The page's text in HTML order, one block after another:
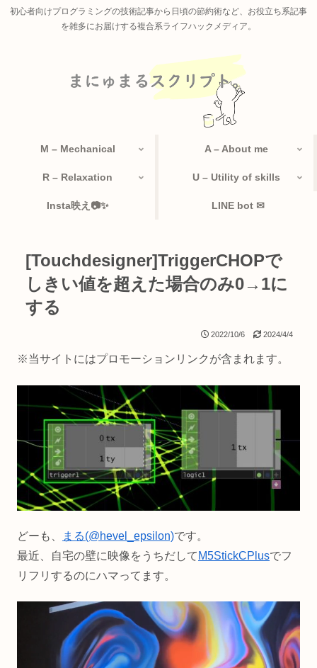
初心者向けプログラミングの技術記事から日頃の節約術など、お役立ち系記事
を雑多にお届けする複合系ライフハックメディア。
M – Mechanical A – About me
R – Relaxation U – Utility of skills
Insta映え📷✨ LINE bot ✉
[Touchdesigner]TriggerCHOPで
しきい値を超えた場合のみ0→1に
する
2022/10/6 2024/4/4
※当サイトにはプロモーションリンクが含まれます。
どーも、 まる(@hevel_epsilon)です。
最近、自宅の壁に映像をうちだして M5StickCPlusでフ
リフリするのにハマってます。